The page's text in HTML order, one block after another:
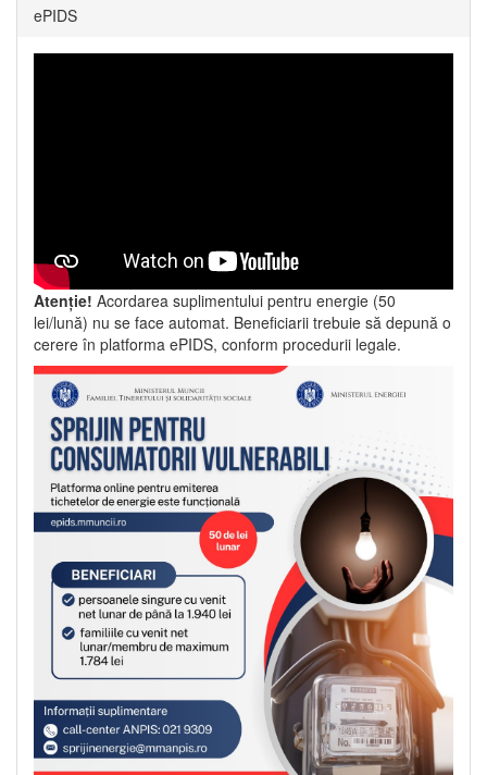
ePIDS
Atenție! Acordarea suplimentului pentru energie (50
lei/lună) nu se face automat. Beneficiarii trebuie să depună o
cerere în platforma ePIDS, conform procedurii legale.